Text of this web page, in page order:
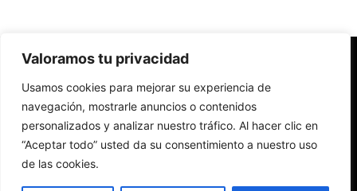
Valoramos tu privacidad
Usamos cookies para mejorar su experiencia de
navegación, mostrarle anuncios o contenidos
personalizados y analizar nuestro tráfico. Al hacer clic en
“Aceptar todo” usted da su consentimiento a nuestro uso
de las cookies.
Redes Cristianas
Una mirada alternativa sobre la Iglesia católica y la sociedad
- Colectivos de Redes Cristianas